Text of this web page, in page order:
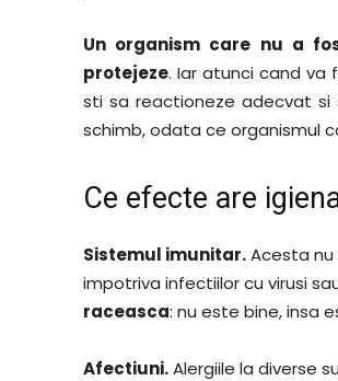
Un organism care nu a
protejeze. Iar atunci cand va
sti sa reactioneze adecvat si
schimb, odata ce organismul
Ce efecte are
Sistemul imunitar.Acesta
impotriva infectiilor cu virusi
raceasca: nu este bine, insa
Afectiuni.Alergiile la diverse